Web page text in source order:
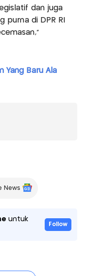
dan juga
purna di DPR RI
Yang Baru Ala
News
untuk
Follow